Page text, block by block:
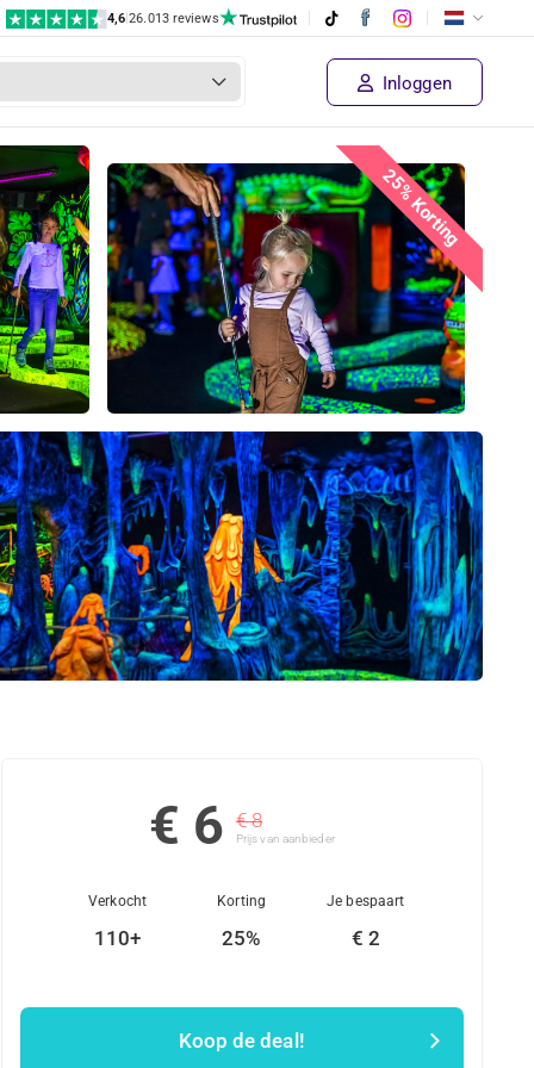
4,6|26.013 reviews
Inloggen
25% Korting
€ 6 € 8
Prijs van aanbieder
Verkocht
110+
Korting
25%
Je bespaart
€ 2
Koop de deal!